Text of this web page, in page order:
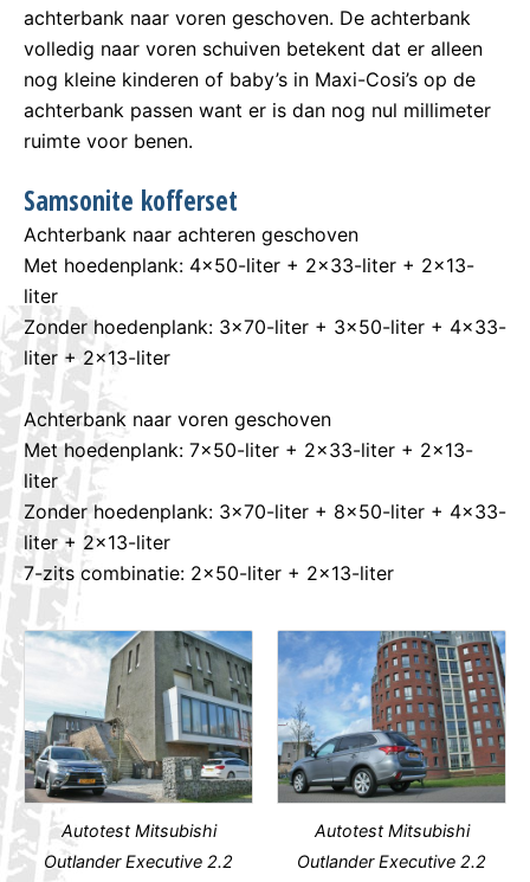
achterbank naar voren geschoven. De achterbank
volledig naar voren schuiven betekent dat er alleen
nog kleine kinderen of baby’s in Maxi-Cosi’s op de
achterbank passen want er is dan nog nul millimeter
ruimte voor benen.
Samsonite kofferset
Achterbank naar achteren geschoven
Met hoedenplank: 4×50-liter + 2×33-liter + 2×13-
liter
Zonder hoedenplank: 3×70-liter + 3×50-liter + 4×33-
liter + 2×13-liter
Achterbank naar voren geschoven
Met hoedenplank: 7×50-liter + 2×33-liter + 2×13-
liter
Zonder hoedenplank: 3×70-liter + 8×50-liter + 4×33-
liter + 2×13-liter
7-zits combinatie: 2×50-liter + 2×13-liter
Autotest Mitsubishi
Outlander Executive 2.2
Autotest Mitsubishi
Outlander Executive 2.2